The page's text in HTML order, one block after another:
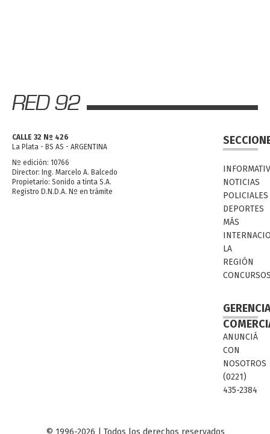
CALLE 32 Nº 426
La Plata - BS AS - ARGENTINA
Nº edición: 10766
Director: Ing. Marcelo A. Balcedo
Propietario: Sonido a tinta S.A.
Registro D.N.D.A. Nº en trámite
NOTICIAS
POLICIALES
DEPORTES
MÁS
LA
REGIÓN
ANUNCIÁ
CON
NOSOTROS
(0221)
435-2384
© 1996-2026 | Todos los derechos reservados